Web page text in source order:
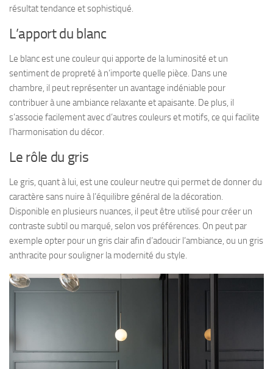
résultat tendance et sophistiqué.
L’apport du blanc
Le blanc est une couleur qui apporte de la luminosité et un
sentiment de propreté à n’importe quelle pièce. Dans une
chambre, il peut représenter un avantage indéniable pour
contribuer à une ambiance relaxante et apaisante. De plus, il
s’associe facilement avec d’autres couleurs et motifs, ce qui facilite
l’harmonisation du décor.
Le rôle du gris
Le gris, quant à lui, est une couleur neutre qui permet de donner du
caractère sans nuire à l’équilibre général de la décoration.
Disponible en plusieurs nuances, il peut être utilisé pour créer un
contraste subtil ou marqué, selon vos préférences. On peut par
exemple opter pour un gris clair afin d’adoucir l’ambiance, ou un gris
anthracite pour souligner la modernité du style.